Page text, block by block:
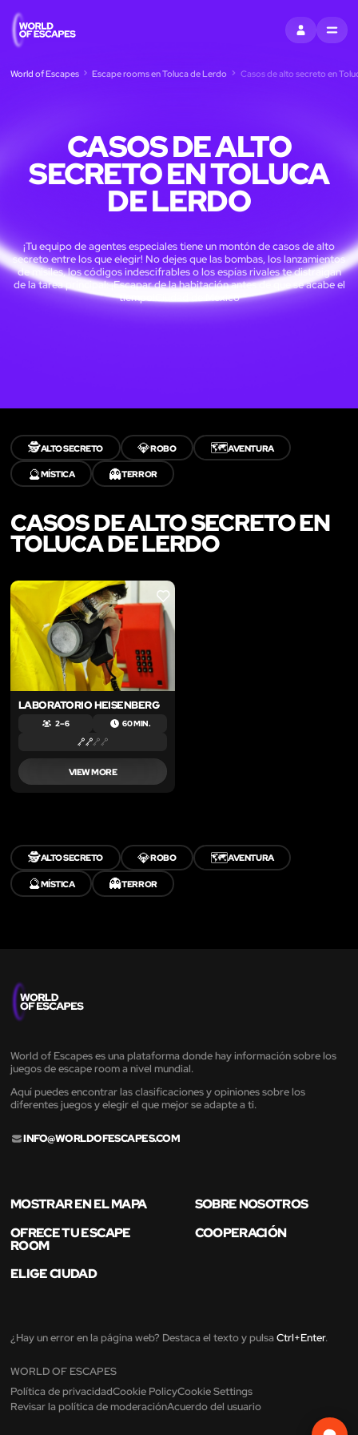
ENTRARMENU
World of Escapes Escape rooms en Toluca de Lerdo Casos de alto secreto en
CASOS DE ALTO
SECRETO EN TOLUCA
DE LERDO
¡Tu equipo de agentes especiales tiene un montón de casos de alto
secreto entre los que elegir! No dejes que las bombas, los lanzamientos
de misiles, los códigos indescifrables o los espías rivales te distraigan
de la tarea principal: ¡Escapar de la habitación antes de que se acabe el
tiempo!Ciudad de México
🕵️ALTO SECRETO 💎ROBO 🗺️AVENTURA
🔮MÍSTICA 👻TERROR
CASOS DE ALTO SECRETO EN
TOLUCA DE LERDO
LIKE
LABORATORIO HEISENBERG
2 – 6 60 MIN.
VIEW MORE
🕵️ALTO SECRETO 💎ROBO 🗺️AVENTURA
🔮MÍSTICA 👻TERROR
World of Escapes es una plataforma donde hay información sobre los
juegos de escape room a nivel mundial.
Aquí puedes encontrar las clasificaciones y opiniones sobre los
diferentes juegos y elegir el que mejor se adapte a ti.
INFO@WORLDOFESCAPES.COM
MOSTRAR EN EL MAPA
SOBRE NOSOTROS
OFRECE TU ESCAPE
ROOM
COOPERACIÓN
ELIGE CIUDAD
¿Hay un error en la página web? Destaca el texto y pulsa Ctrl+Enter.
WORLD OF ESCAPES
Política de privacidadCookie PolicyCookie Settings
Revisar la política de moderaciónAcuerdo del usuario